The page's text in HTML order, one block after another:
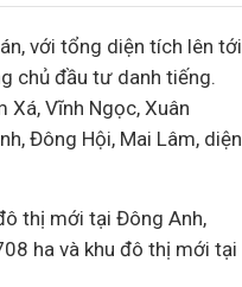
, với tổng diện tích lên tới
chủ đầu tưdanh tiếng.
Vĩnh Ngọc, Xuân
Đông Hội, Mai Lâm, diện
thị mới tại Đông Anh,
ha và khu đô thị mới tại